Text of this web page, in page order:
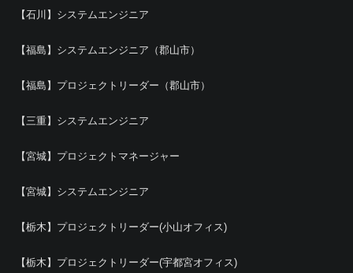
【石川】システムエンジニア
【福島】システムエンジニア（郡山市）
【福島】プロジェクトリーダー（郡山市）
【三重】システムエンジニア
【宮城】プロジェクトマネージャー
【宮城】システムエンジニア
【栃木】プロジェクトリーダー(小山オフィス)
【栃木】プロジェクトリーダー(宇都宮オフィス)